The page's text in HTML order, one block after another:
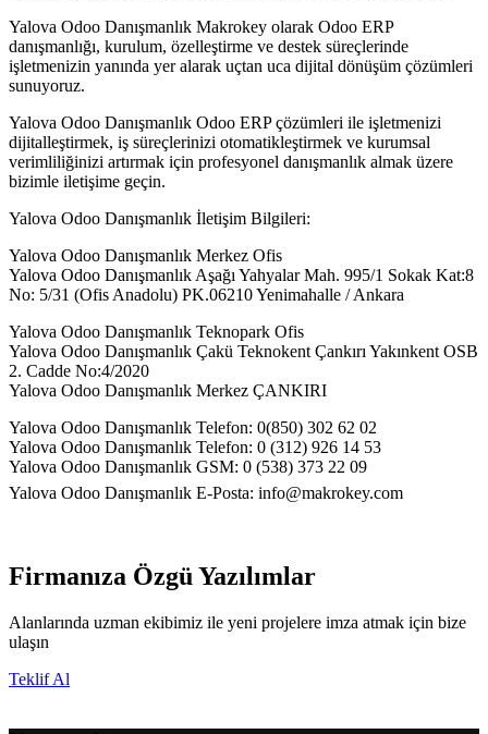
Yalova Odoo Danışmanlık Makrokey olarak Odoo ERP
danışmanlığı, kurulum, özelleştirme ve destek süreçlerinde
işletmenizin yanında yer alarak uçtan uca dijital dönüşüm çözümleri
sunuyoruz.
Yalova Odoo Danışmanlık Odoo ERP çözümleri ile işletmenizi
dijitalleştirmek, iş süreçlerinizi otomatikleştirmek ve kurumsal
verimliliğinizi artırmak için profesyonel danışmanlık almak üzere
bizimle iletişime geçin.
Yalova Odoo Danışmanlık İletişim Bilgileri:
Yalova Odoo Danışmanlık Merkez Ofis
Yalova Odoo Danışmanlık Aşağı Yahyalar Mah. 995/1 Sokak Kat:8
No: 5/31 (Ofis Anadolu) PK.06210 Yenimahalle / Ankara
Yalova Odoo Danışmanlık Teknopark Ofis
Yalova Odoo Danışmanlık Çakü Teknokent Çankırı Yakınkent OSB
2. Cadde No:4/2020
Yalova Odoo Danışmanlık Merkez ÇANKIRI
Yalova Odoo Danışmanlık Telefon: 0(850) 302 62 02
Yalova Odoo Danışmanlık Telefon: 0 (312) 926 14 53
Yalova Odoo Danışmanlık GSM: 0 (538) 373 22 09
Yalova Odoo Danışmanlık E-Posta: info@makrokey.com
Firmanıza Özgü Yazılımlar
Alanlarında uzman ekibimiz ile yeni projelere imza atmak için bize
ulaşın
Teklif Al